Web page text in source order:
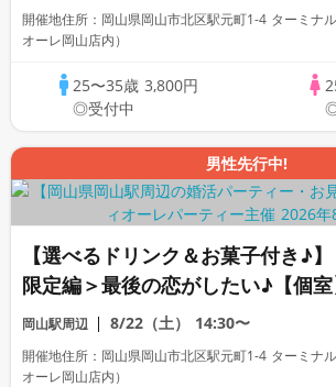
開催地住所：岡山県岡山市北区駅元町1-4 ターミナ
オーレ岡山店内）
25〜35歳 3,800円
◎受付中
男性先行中!
【選べるドリンク＆お菓子付き♪
限定編＞最後の恋がしたい♪【個室
パーティー～真剣な出会い～
岡山駅周辺 8/22（土） 14:30〜
開催地住所：岡山県岡山市北区駅元町1-4 ターミナ
オーレ岡山店内）